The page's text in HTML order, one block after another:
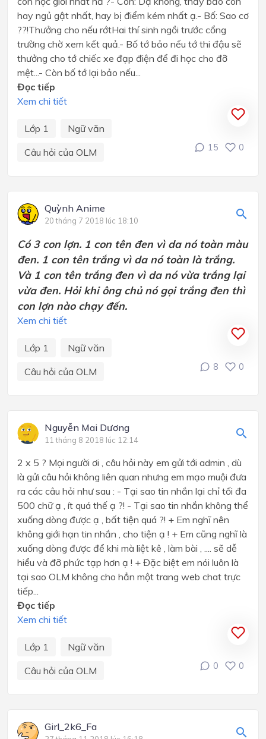
hay ngủ gật nhất, hay bị điểm kém nhất ạ.- Bố: Sao cơ
??!Thưởng cho nếu rớtHai thí sinh ngồi trước cổng
trường chờ xem kết quả.- Bố tớ bảo nếu tớ thi đậu sẽ
thưởng cho tớ chiếc xe đạp điện để đi học cho đỡ
mệt...- Còn bố tớ lại bảo nếu...
Đọc tiếp
Xem chi tiết
Lớp 1
Ngữ văn
Câu hỏi của OLM
15 0
Quỳnh Anime
20 tháng 7 2018 lúc 18:10
Có 3 con lợn. 1 con tên đen vì da nó toàn màu
đen. 1 con tên trắng vì da nó toàn là trắng.
Và 1 con tên trắng đen vì da nó vừa trắng lại
vừa đen. Hỏi khi ông chủ nó gọi trắng đen thì
con lợn nào chạy đến.
Xem chi tiết
Lớp 1
Ngữ văn
Câu hỏi của OLM
8 0
Nguyễn Mai Dương
11 tháng 8 2018 lúc 12:14
2 x 5 ? Mọi người ơi , câu hỏi này em gửi tới admin , dù
là gửi câu hỏi không liên quan nhưng em mạo muội đưa
ra các câu hỏi như sau : - Tại sao tin nhắn lại chỉ tối đa
500 chữ ạ , ít quá thế ạ ?! - Tại sao tin nhắn không thể
xuống dòng được ạ , bất tiện quá ?! + Em nghĩ nên
không giới hạn tin nhắn , cho tiện ạ ! + Em cũng nghĩ là
xuống dòng được để khi mà liệt kê , làm bài , .... sẽ dễ
hiểu và đỡ phức tạp hơn ạ ! + Đặc biệt em nói luôn là
tại sao OLM không cho hẳn một trang web chat trực
tiếp...
Đọc tiếp
Xem chi tiết
Lớp 1
Ngữ văn
Câu hỏi của OLM
0 0
Girl_2k6_Fa